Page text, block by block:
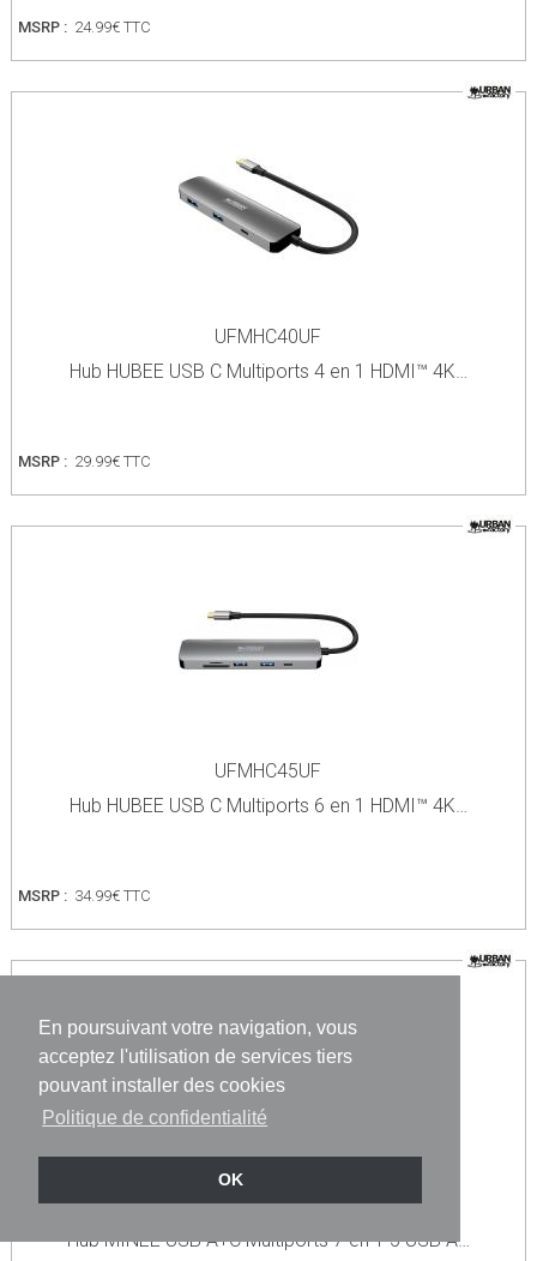
En poursuivant votre navigation, vous
acceptez l'utilisation de services tiers
pouvant installer des cookies
Politique de confidentialité
OK
MSRP : 24.99€ TTC
UFMHC40UF
Hub HUBEE USB C Multiports 4 en 1 HDMI™ 4K…
MSRP : 29.99€ TTC
UFMHC45UF
Hub HUBEE USB C Multiports 6 en 1 HDMI™ 4K…
MSRP : 34.99€ TTC
UFMHC70UF
Hub MINEE USB A+C Multiports 7 en 1 5 USB A…